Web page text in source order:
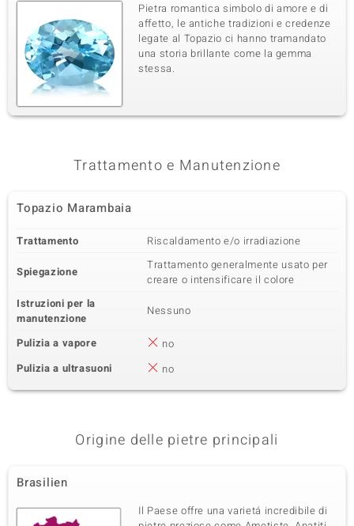
Pietra romantica simbolo di amore e di
affetto, le antiche tradizioni e credenze
legate al Topazio ci hanno tramandato
una storia brillante come la gemma
stessa.
Trattamento e Manutenzione
Topazio Marambaia
Trattamento Riscaldamento e/o irradiazione
Spiegazione
Trattamento generalmente usato per
creare o intensificare il colore
Istruzioni per la
manutenzione
Nessuno
Pulizia a vapore
no
Pulizia a ultrasuoni
no
Origine delle pietre principali
Brasilien
Il Paese offre una varietá incredibile di